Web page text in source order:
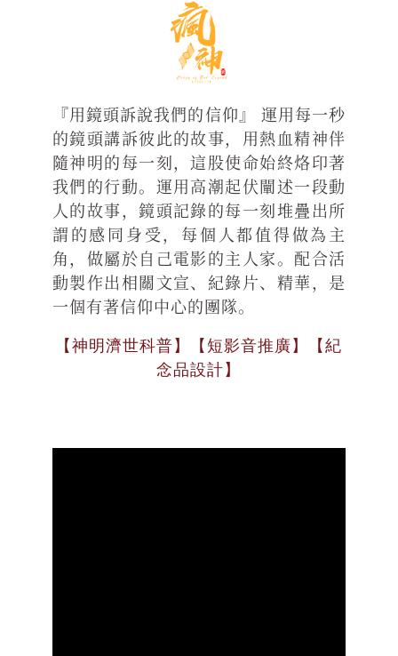
『用鏡頭訴說我們的信仰』 運用每一秒
的鏡頭講訴彼此的故事，用熱血精神伴
隨神明的每一刻，這股使命始終烙印著
我們的行動。運用高潮起伏闡述一段動
人的故事，鏡頭記錄的每一刻堆疊出所
謂的感同身受，每個人都值得做為主
角，做屬於自己電影的主人家。配合活
動製作出相關文宣、紀錄片、精華，是
一個有著信仰中心的團隊。
【神明濟世科普】【短影音推廣】【紀
念品設計】